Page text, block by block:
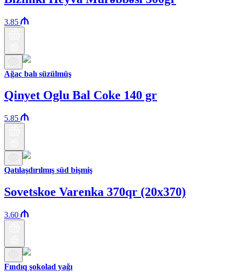
3.85
Ağac balı süzülmüş
Qinyet Oglu Bal Coke 140 gr
5.85
Qatılaşdırılmış süd bişmiş
Sovetskoe Varenka 370qr (20x370)
3.60
Fındıq şokolad yağı